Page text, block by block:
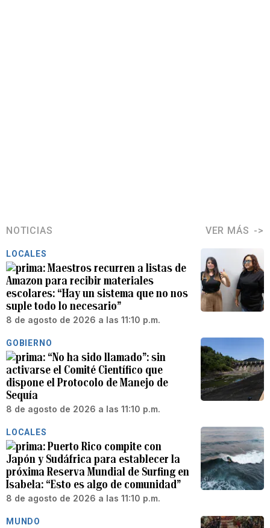
NOTICIAS VER MÁS
LOCALES
Maestros recurren a listas de
Amazon para recibir materiales
escolares: “Hay un sistema que no nos
suple todo lo necesario”
8 de agosto de 2026 a las 11:10 p.m.
GOBIERNO
“No ha sido llamado”: sin
activarse el Comité Científico que
dispone el Protocolo de Manejo de
Sequía
8 de agosto de 2026 a las 11:10 p.m.
LOCALES
Puerto Rico compite con
Japón y Sudáfrica para establecer la
próxima Reserva Mundial de Surfing en
Isabela: “Esto es algo de comunidad”
8 de agosto de 2026 a las 11:10 p.m.
MUNDO